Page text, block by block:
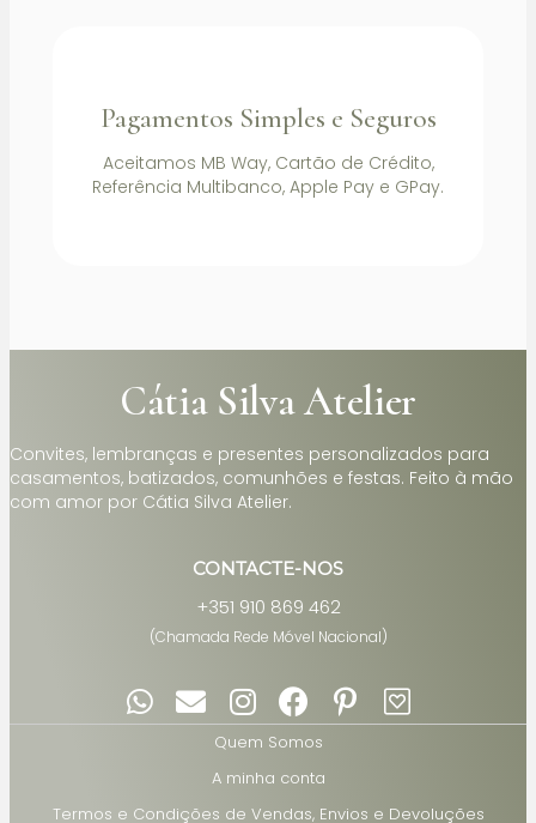
Pagamentos Simples e Seguros
Aceitamos MB Way, Cartão de Crédito,
Referência Multibanco, Apple Pay e GPay.
Cátia Silva Atelier
Convites, lembranças e presentes personalizados para
casamentos, batizados, comunhões e festas. Feito à mão
com amor por Cátia Silva Atelier.
CONTACTE-NOS
+351 910 869 462
(Chamada Rede Móvel Nacional)
Quem Somos
A minha conta
Termos e Condições de Vendas, Envios e Devoluções